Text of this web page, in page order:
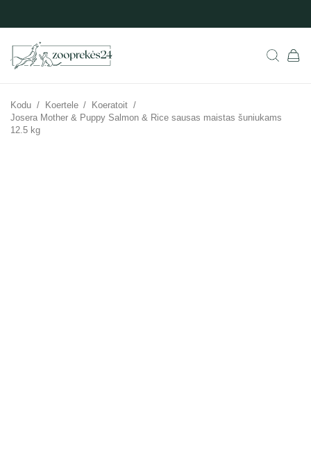
Kodu / Koertele / Koeratoit /
Josera Mother & Puppy Salmon & Rice sausas maistas šuniukams
12.5 kg